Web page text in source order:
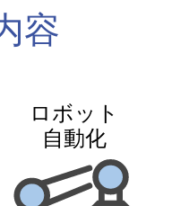
容
ロボット
自動化